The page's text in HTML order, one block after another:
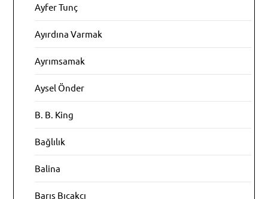
Ayfer Tunç
Ayırdına Varmak
Ayrımsamak
Aysel Önder
B. B. King
Bağlılık
Balina
Barış Bıçakçı